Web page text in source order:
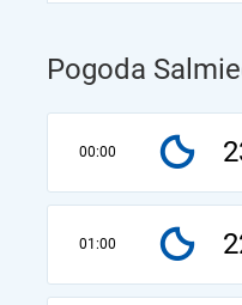
Pogoda
00:00
01:00